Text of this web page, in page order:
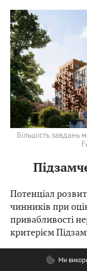
Більшість
Потенціал
чинників при
привабливості
критерієм
Для інвесторів
сам житловий
Ми